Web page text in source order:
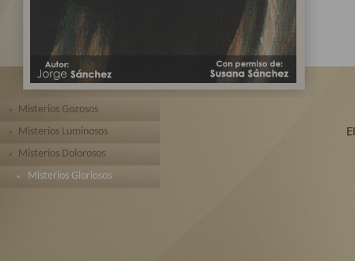
Misterios Gozosos
Misterios Luminosos
Misterios Dolorosos
Misterios Gloriosos